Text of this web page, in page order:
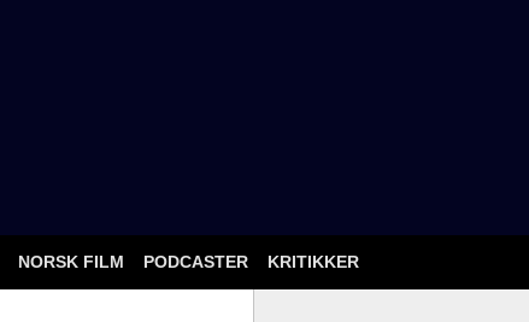
NORSK FILM PODCASTER KRITIKKER